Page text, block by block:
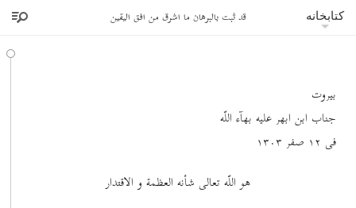
کتابخانه قد ثبت بالبرهان ما اشرق من افق الیقین
بیروت
جناب ابن ابهر علیه بهآء اللّه
فی ١٢ صفر ١٣٠٣
هو اللّه تعالی شأنه العظمة و الاقتدار